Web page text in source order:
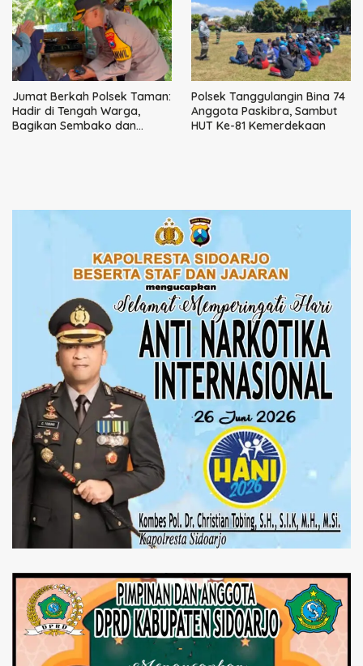
Jumat Berkah Polsek Taman:
Hadir di Tengah Warga,
Bagikan Sembako dan
Polsek Tanggulangin Bina 74
Anggota Paskibra, Sambut
HUT Ke-81 Kemerdekaan